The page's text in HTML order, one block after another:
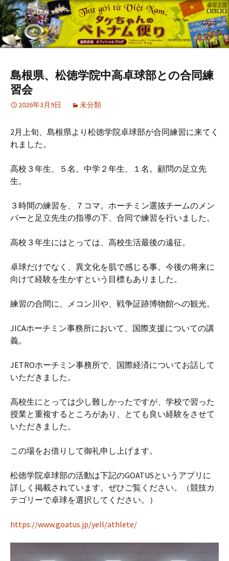
島根県、松徳学院中高卓球部との合同練
習会
2026年3月9日 未分類
2月上旬、島根県より松徳学院卓球部が合同練習に来てく
れました。
高校３年生、５名。中学２年生、１名。顧問の足立先
生。
３時間の練習を、７コマ。ホーチミン選抜チームのメン
バーと足立先生の指導の下、合同で練習を行いました。
高校３年生にはとっては、高校生活最後の遠征。
卓球だけでなく、異文化を肌で感じる事。今後の将来に
向けて経験を生かすという目標もありました。
練習の合間に、メコン川や、戦争証跡博物館への観光。
JICAホーチミン事務所において、国際支援についての講
義。
JETROホーチミン事務所で、国際経済についてお話して
いただきました。
高校生にとっては少し難しかったですが、学校で習った
授業と重複するところがあり、とても良い経験をさせて
いただきました。
この場をお借りして御礼申し上げます。
松徳学院卓球部の活動は下記のGOATUSというアプリに
詳しく掲載されています。ぜひご覧ください。（競技カ
テゴリーで卓球を選択してください。）
https://www.goatus.jp/yell/athlete/